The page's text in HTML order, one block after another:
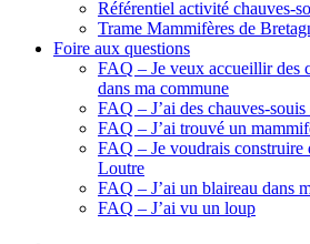
Référentiel activité chauves-
Trame Mammifères de
Foire aux questions
FAQ – Je veux accueillir des
dans ma commune
FAQ – J’ai des chauves-
FAQ – J’ai trouvé un
FAQ – Je voudrais construire
Loutre
FAQ – J’ai un blaireau dans
FAQ – J’ai vu un loup